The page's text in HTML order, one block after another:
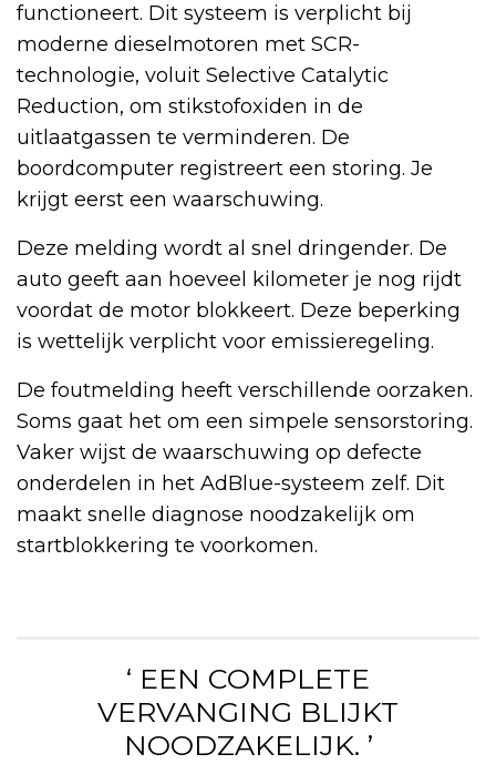
functioneert. Dit systeem is verplicht bij
moderne dieselmotoren met SCR-
technologie, voluit Selective Catalytic
Reduction, om stikstofoxiden in de
uitlaatgassen te verminderen. De
boordcomputer registreert een storing. Je
krijgt eerst een waarschuwing.
Deze melding wordt al snel dringender. De
auto geeft aan hoeveel kilometer je nog rijdt
voordat de motor blokkeert. Deze beperking
is wettelijk verplicht voor emissieregeling.
De foutmelding heeft verschillende oorzaken.
Soms gaat het om een simpele sensorstoring.
Vaker wijst de waarschuwing op defecte
onderdelen in het AdBlue-systeem zelf. Dit
maakt snelle diagnose noodzakelijk om
startblokkering te voorkomen.
‘ EEN COMPLETE
VERVANGING BLIJKT
NOODZAKELIJK. ’